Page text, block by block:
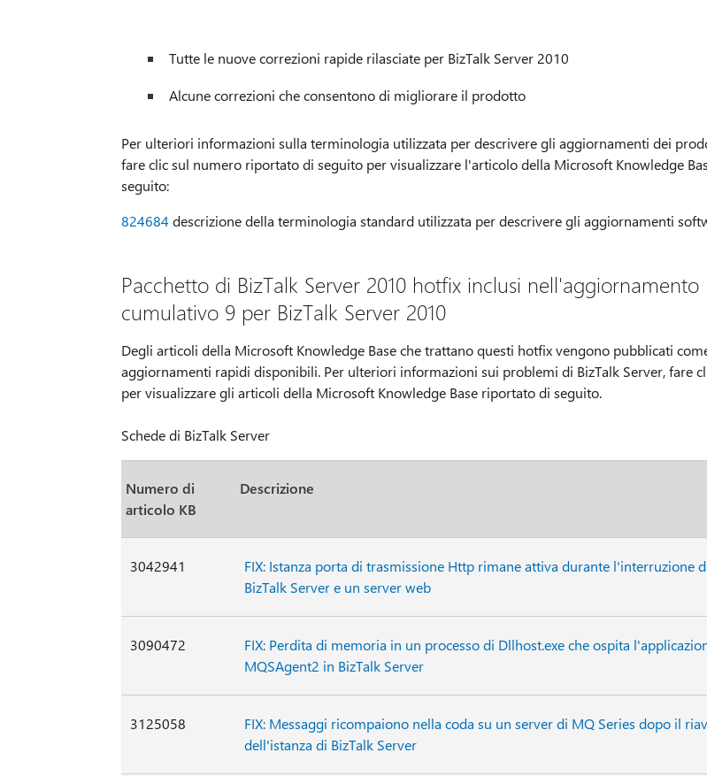
Tutte le nuove correzioni rapide rilasciate per BizTalk Server 2010
Alcune correzioni che consentono di migliorare il prodotto
Per ulteriori informazioni sulla terminologia utilizzata per descrivere gli aggiornamenti dei
fare clic sul numero riportato di seguito per visualizzare l'articolo della Microsoft Knowledge
seguito:
824684 descrizione della terminologia standard utilizzata per descrivere gli aggiornamenti
Pacchetto di BizTalk Server 2010 hotfix inclusi nell'aggiornamento
cumulativo 9 per BizTalk Server 2010
Degli articoli della Microsoft Knowledge Base che trattano questi hotfix vengono pubblicati
aggiornamenti rapidi disponibili. Per ulteriori informazioni sui problemi di BizTalk Server, fare
per visualizzare gli articoli della Microsoft Knowledge Base riportato di seguito.
Schede di BizTalk Server
Numero di
articolo KB
Descrizione
3042941
FIX: Istanza porta di trasmissione Http rimane attiva durante l'interruzione
BizTalk Server e un server web
3090472
FIX: Perdita di memoria in un processo di Dllhost.exe che ospita
MQSAgent2 in BizTalk Server
3125058
FIX: Messaggi ricompaiono nella coda su un server di MQ Series dopo il
dell'istanza di BizTalk Server